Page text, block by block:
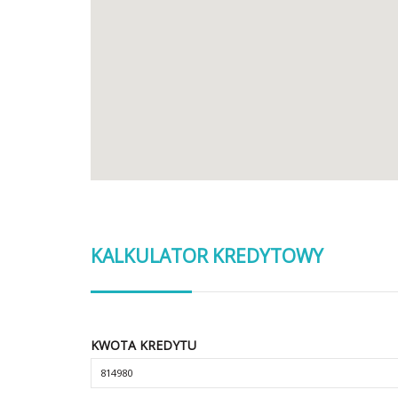
KALKULATOR KREDYTOWY
KWOTA KREDYTU